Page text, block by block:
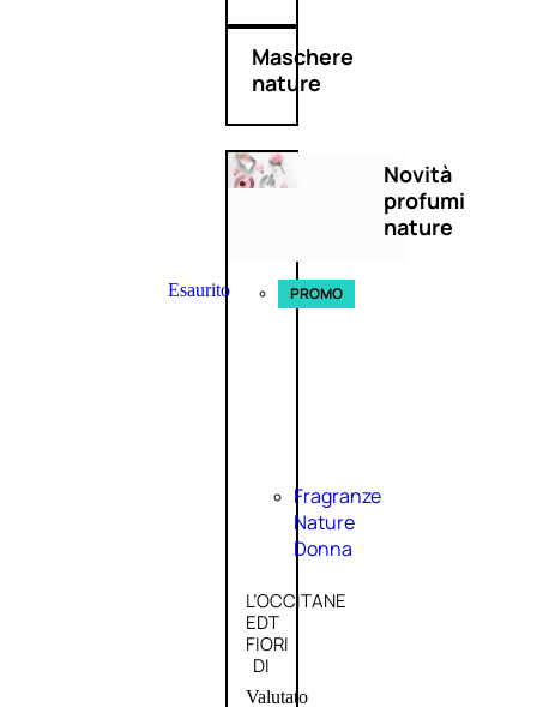
Maschere
nature
Novità
profumi
nature
Esaurito PROMO
Fragranze
Nature
Donna
L’OCCITANE
EDT
FIORI
DI
Valutato